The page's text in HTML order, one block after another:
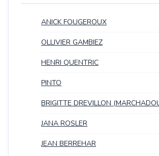
ANICK FOUGEROUX
OLLIVIER GAMBIEZ
HENRI QUENTRIC
PINTO
BRIGITTE DREVILLON
JANA ROSLER
JEAN BERREHAR